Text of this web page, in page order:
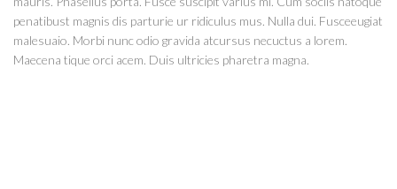
penatibust magnis dis parturie ur ridiculus mus. Nulla dui. Fusceeugiat
malesuaio. Morbi nunc odio gravida atcursus necuctus a lorem.
Maecena tique orci acem. Duis ultricies pharetra magna.